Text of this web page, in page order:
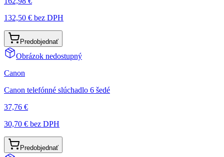
132,50 € bez DPH
Predobjednať
Obrázok nedostupný
Canon
Canon telefónné slúchadlo 6 šedé
37,76 €
30,70 € bez DPH
Predobjednať